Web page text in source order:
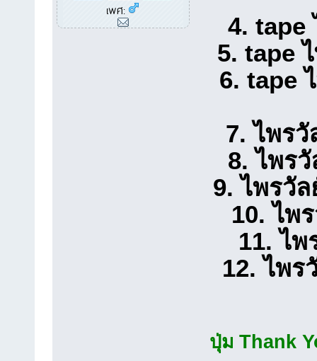
เพศ:
4. tape
5. tape
6. tape
7. ไพร
8. ไพร
9. ไพรวั
10. ไพ
11. ไ
12. ไพร
ปุ่ม Thank